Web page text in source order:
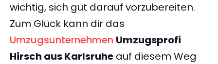
wichtig, sich gut darauf vorzubereiten.
Zum Glück kann dir das
Umzugsunternehmen Umzugsprofi
Hirsch aus Karlsruhe auf diesem Weg